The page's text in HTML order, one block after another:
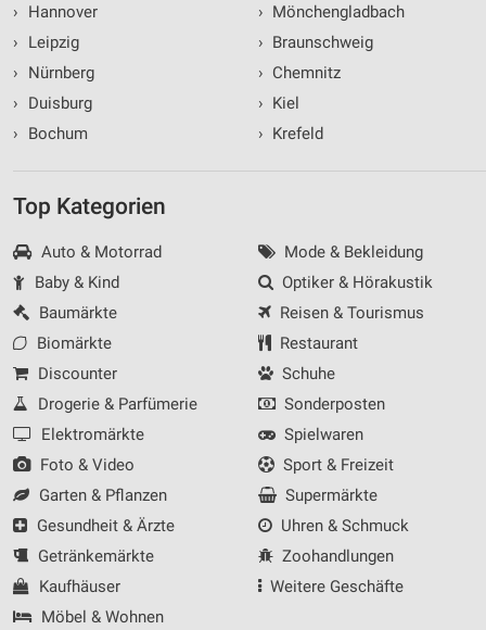
›
Hannover
›
Leipzig
›
Nürnberg
›
Duisburg
›
Bochum
› Mönchengladbach
› Braunschweig
› Chemnitz
› Kiel
› Krefeld
Top Kategorien
Auto & Motorrad
Baby & Kind
Baumärkte
Biomärkte
Discounter
Drogerie & Parfümerie
Elektromärkte
Foto & Video
Garten & Pflanzen
Gesundheit & Ärzte
Getränkemärkte
Kaufhäuser
Möbel & Wohnen
Mode & Bekleidung
Optiker & Hörakustik
Reisen & Tourismus
Restaurant
Schuhe
Sonderposten
Spielwaren
Sport & Freizeit
Supermärkte
Uhren & Schmuck
Zoohandlungen
Weitere Geschäfte